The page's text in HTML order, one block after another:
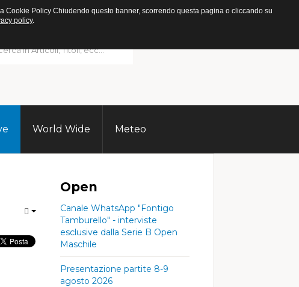
World Wide Meteo
Open
Canale WhatsApp "Fontigo
Tamburello" - interviste
esclusive dalla Serie B Open
Maschile
Presentazione partite 8-9
agosto 2026
Policy Chiudendo questo banner, scorrendo questa pagina o cliccando su
policy.